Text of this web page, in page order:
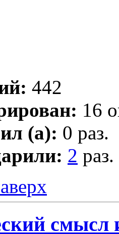
442
16
(а): 0 раз.
2 раз.